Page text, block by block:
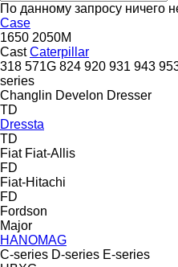
По данному запросу ничего
Case
1650 2050M
Cast Caterpillar
318 571G 824 920 931 943
series
Changlin Develon Dresser
TD
Dressta
TD
Fiat Fiat-Allis
FD
Fiat-Hitachi
FD
Fordson
Major
HANOMAG
C-series D-series E-series